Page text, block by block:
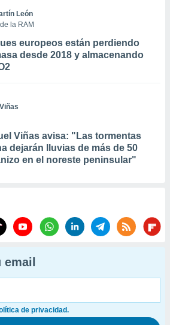
León
la RAM
europeos están perdiendo
desde 2018 y almacenando
Viñas avisa: "Las tormentas
dejarán lluvias de más de 50
en el noreste peninsular"
de privacidad.